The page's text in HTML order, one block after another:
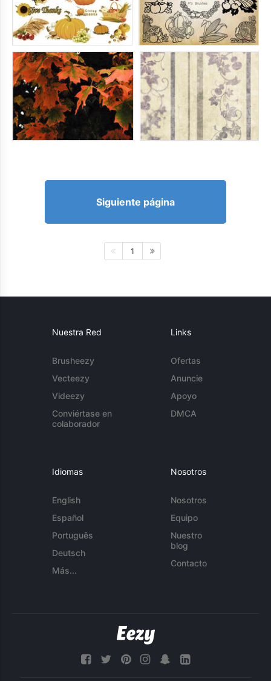
Siguiente página
1
Nuestra Red
Brusheezy
Vecteezy
Videezy
Conviértase en
colaborador
Links
Ofertas
Anuncie
Apoyo
DMCA
Idiomas
English
Español
Português
Deutsch
Más...
Nosotros
Nosotros
Equipo
Nuestro
blog
Contacto